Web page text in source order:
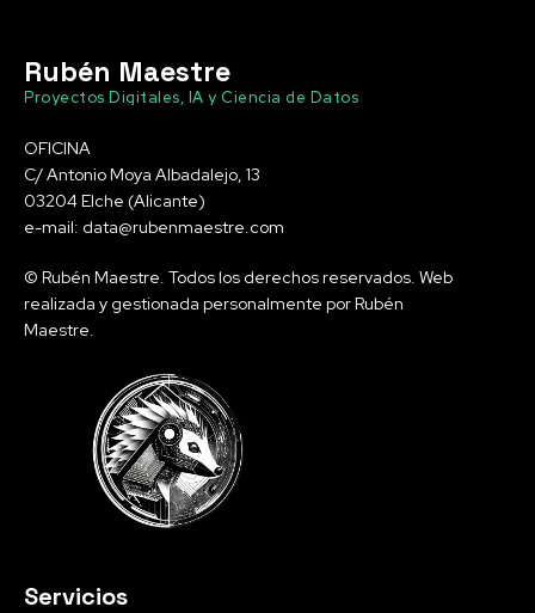
Rubén Maestre
Proyectos Digitales, IA y Ciencia de Datos
OFICINA
C/ Antonio Moya Albadalejo, 13
03204 Elche (Alicante)
e-mail: data@rubenmaestre.com
© Rubén Maestre. Todos los derechos reservados. Web
realizada y gestionada personalmente por Rubén
Maestre.
Servicios